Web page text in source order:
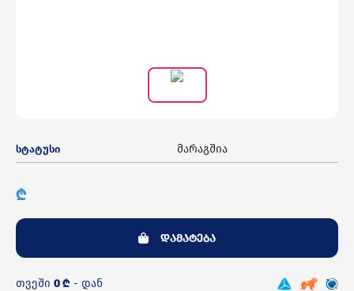
სტატუსი მარაგშია
₾
დამატება
თვეში 0 ₾ - დან